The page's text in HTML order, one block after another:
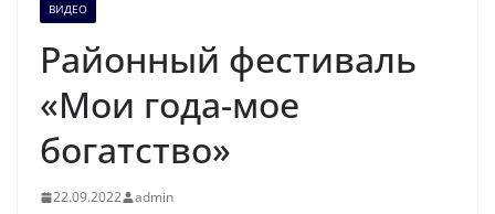
ВИДЕО
Районный фестиваль
«Мои года-мое
богатство»
22.09.2022 admin